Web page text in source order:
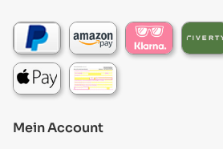
Mein Account